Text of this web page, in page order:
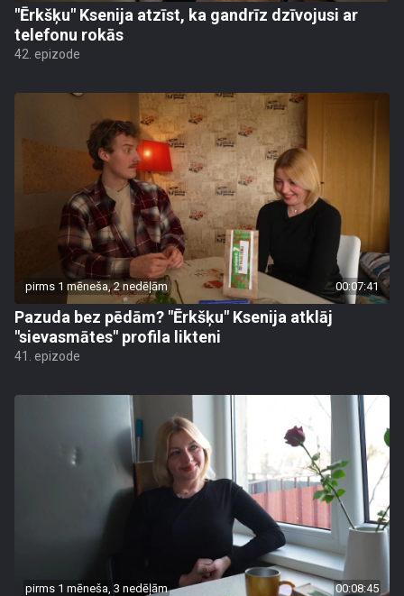
"Ērkšķu" Ksenija atzīst, ka gandrīz dzīvojusi ar
telefonu rokās
42. epizode
pirms 1 mēneša, 2 nedēļām 00:07:41
Pazuda bez pēdām? "Ērkšķu" Ksenija atklāj
"sievasmātes" profila likteni
41. epizode
pirms 1 mēneša, 3 nedēļām 00:08:45